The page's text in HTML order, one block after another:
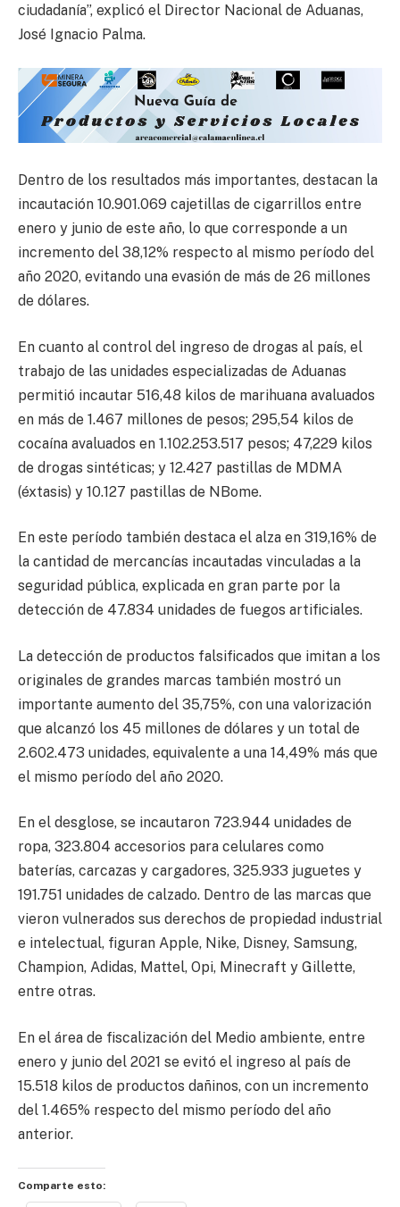
ciudadanía”, explicó el Director Nacional de Aduanas,
José Ignacio Palma.
Dentro de los resultados más importantes, destacan la
incautación 10.901.069 cajetillas de cigarrillos entre
enero y junio de este año, lo que corresponde a un
incremento del 38,12% respecto al mismo período del
año 2020, evitando una evasión de más de 26 millones
de dólares.
En cuanto al control del ingreso de drogas al país, el
trabajo de las unidades especializadas de Aduanas
permitió incautar 516,48 kilos de marihuana avaluados
en más de 1.467 millones de pesos; 295,54 kilos de
cocaína avaluados en 1.102.253.517 pesos; 47,229 kilos
de drogas sintéticas; y 12.427 pastillas de MDMA
(éxtasis) y 10.127 pastillas de NBome.
En este período también destaca el alza en 319,16% de
la cantidad de mercancías incautadas vinculadas a la
seguridad pública, explicada en gran parte por la
detección de 47.834 unidades de fuegos artificiales.
La detección de productos falsificados que imitan a los
originales de grandes marcas también mostró un
importante aumento del 35,75%, con una valorización
que alcanzó los 45 millones de dólares y un total de
2.602.473 unidades, equivalente a una 14,49% más que
el mismo período del año 2020.
En el desglose, se incautaron 723.944 unidades de
ropa, 323.804 accesorios para celulares como
baterías, carcazas y cargadores, 325.933 juguetes y
191.751 unidades de calzado. Dentro de las marcas que
vieron vulnerados sus derechos de propiedad industrial
e intelectual, figuran Apple, Nike, Disney, Samsung,
Champion, Adidas, Mattel, Opi, Minecraft y Gillette,
entre otras.
En el área de fiscalización del Medio ambiente, entre
enero y junio del 2021 se evitó el ingreso al país de
15.518 kilos de productos dañinos, con un incremento
del 1.465% respecto del mismo período del año
anterior.
Comparte esto: